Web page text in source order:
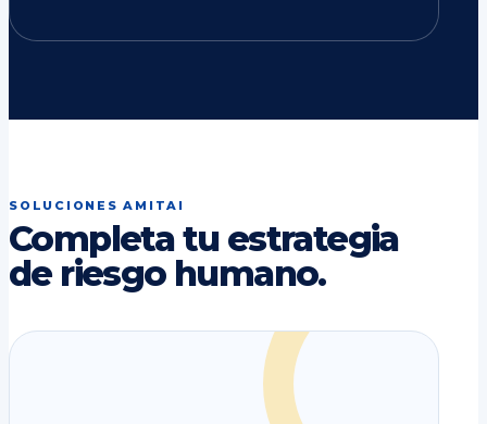
SOLUCIONES AMITAI
Completa tu estrategia
de riesgo humano.